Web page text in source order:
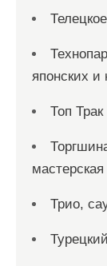
японских и
Топ Трак
мастерская
Трио,